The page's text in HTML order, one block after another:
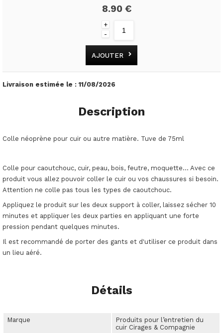
8.90 €
+
-
AJOUTER
Livraison estimée le :11/08/2026
Description
Colle néoprène pour cuir ou autre matière. Tuve de 75ml
Colle pour caoutchouc, cuir, peau, bois, feutre, moquette... Avec ce
produit vous allez pouvoir coller le cuir ou vos chaussures si besoin.
Attention ne colle pas tous les types de caoutchouc.
Appliquez le produit sur les deux support à coller, laissez sécher 10
minutes et appliquer les deux parties en appliquant une forte
pression pendant quelques minutes.
Il est recommandé de porter des gants et d'utiliser ce produit dans
un lieu aéré.
Détails
Marque
Produits pour l’entretien du
cuir Cirages & Compagnie